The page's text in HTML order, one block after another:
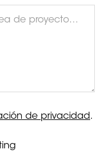
de privacidad.